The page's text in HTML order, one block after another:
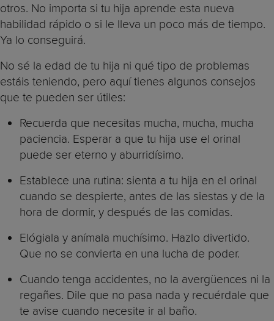
otros. No importa si tu hija aprende esta nueva
habilidad rápido o si le lleva un poco más de tiempo.
Ya lo conseguirá.
No sé la edad de tu hija ni qué tipo de problemas
estáis teniendo, pero aquí tienes algunos consejos
que te pueden ser útiles:
Recuerda que necesitas mucha, mucha, mucha
paciencia. Esperar a que tu hija use el orinal
puede ser eterno y aburridísimo.
Establece una rutina: sienta a tu hija en el orinal
cuando se despierte, antes de las siestas y de la
hora de dormir, y después de las comidas.
Elógiala y anímala muchísimo. Hazlo divertido.
Que no se convierta en una lucha de poder.
Cuando tenga accidentes, no la avergüences ni la
regañes. Dile que no pasa nada y recuérdale que
te avise cuando necesite ir al baño.